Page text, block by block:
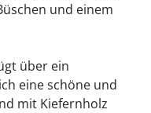
und einem
über ein
eine schöne und
mit Kiefernholz